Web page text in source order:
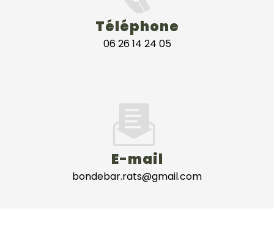
Téléphone
06 26 14 24 05
E-mail
bondebar.rats@gmail.com